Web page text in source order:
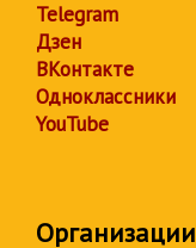
Telegram
Дзен
ВКонтакте
Одноклассники
YouTube
Организации